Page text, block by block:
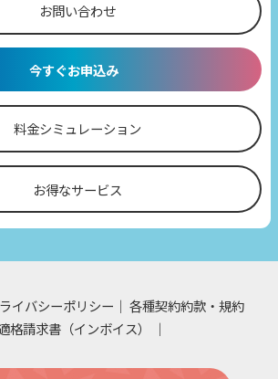
お問い合わせ
今すぐお申込み
料金シミュレーション
お得なサービス
イバシーポリシー
各種契約約款・規約
格請求書（インボイス）